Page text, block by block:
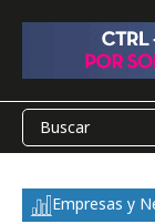
Empresas y